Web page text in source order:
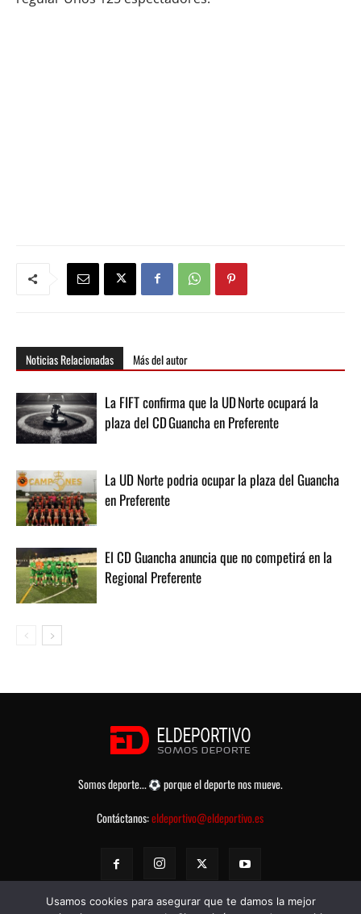
Noticias Relacionadas Más del autor
La FIFT confirma que la UD Norte ocupará la
plaza del CD Guancha en Preferente
La UD Norte podria ocupar la plaza del Guancha
en Preferente
El CD Guancha anuncia que no competirá en la
Regional Preferente
Somos deporte...
porque el deporte nos mueve.
Contáctanos:eldeportivo@eldeportivo.es
Usamos cookies para asegurar que te damos la mejor